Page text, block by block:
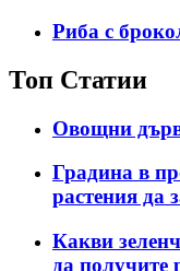
Риба с
Топ Статии
Овощни
Градина в
растения
Какви
да получите